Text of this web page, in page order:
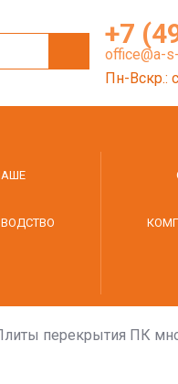
+7
office@a-
Пн-Вскр.:
перекрытия ПК